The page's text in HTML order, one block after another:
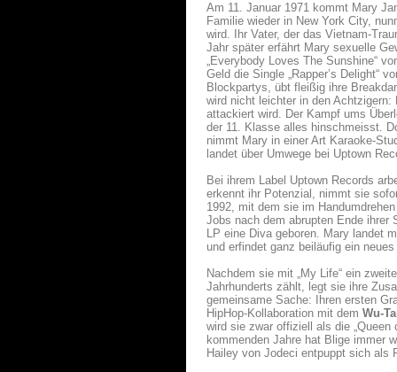
Am 11. Januar 1971 kommt Mary
Familie wieder in New York City,
wird. Ihr Vater, der das Vietnam-
Jahr später erfährt Mary sexuelle
„Everybody Loves The Sunshine“
Geld die Single „Rapper’s Delight“
Blockpartys, übt fleißig ihre
wird nicht leichter in den
attackiert wird. Der Kampf ums
der 11. Klasse alles hinschmeisst.
nimmt Mary in einer Art Karaoke-
landet über Umwege bei Uptown
Bei ihrem Label Uptown Records
erkennt ihr Potenzial, nimmt sie
1992, mit dem sie im
Jobs nach dem abrupten Ende ihrer
LP eine Diva geboren. Mary landet
und erfindet ganz beiläufig ein
Nachdem sie mit „My Life“ ein
Jahrhunderts zählt, legt sie ihre
gemeinsame Sache: Ihren ersten
HipHop-Kollaboration mit dem Wu-
wird sie zwar offiziell als die
kommenden Jahre hat Blige immer
Hailey von Jodeci entpuppt sich als